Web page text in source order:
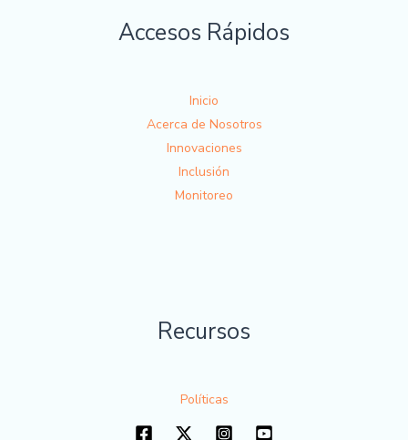
Accesos Rápidos
Inicio
Acerca de Nosotros
Innovaciones
Inclusión
Monitoreo
Recursos
Políticas